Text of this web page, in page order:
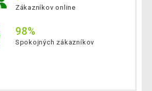
Zákazníkov online
98%
Spokojných zákazníkov